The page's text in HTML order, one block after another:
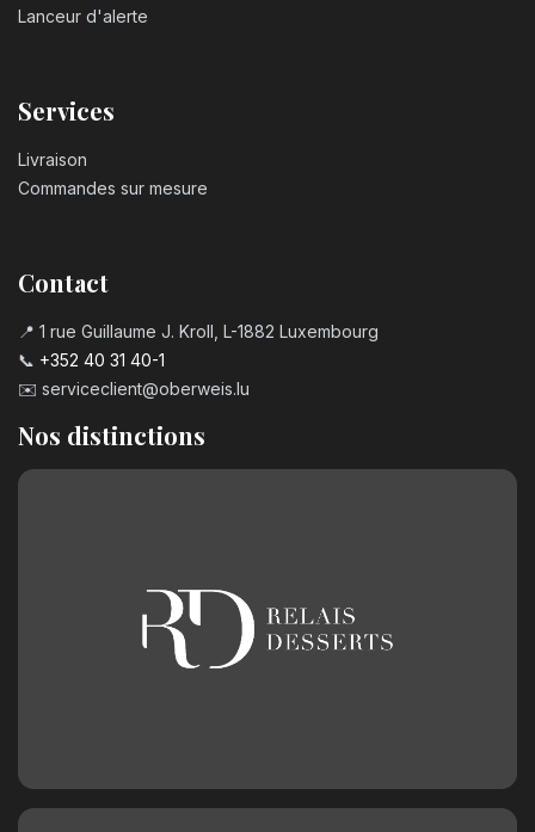
Lanceur d'alerte
Services
Livraison
Commandes sur mesure
Contact
📍 1 rue Guillaume J. Kroll, L-1882 Luxembourg
📞 +352 40 31 40-1
✉️ serviceclient@oberweis.lu
Nos distinctions